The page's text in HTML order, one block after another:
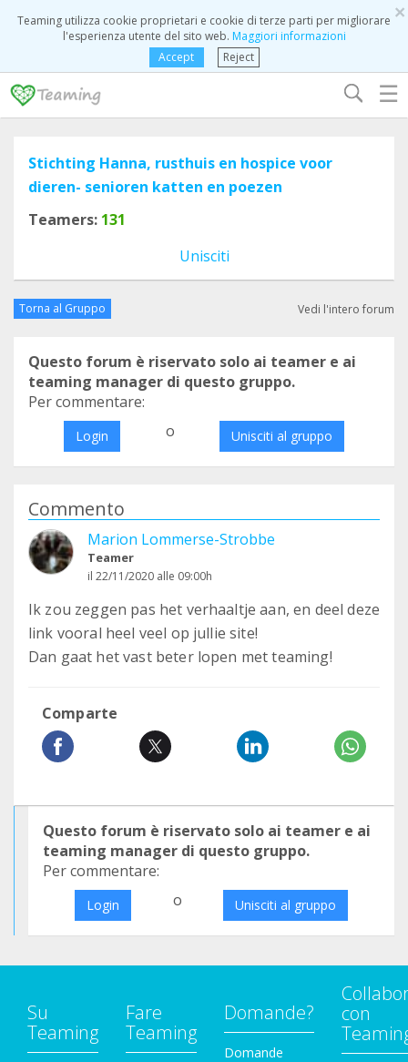
×
Teaming utilizza cookie proprietari e cookie di terze parti per migliorare
l'esperienza utente del sito web. Maggiori informazioni
Accept
Reject
☰
Stichting Hanna, rusthuis en hospice voor
dieren- senioren katten en poezen
Teamers: 131
Unisciti
Torna al Gruppo Vedi l'intero forum
Questo forum è riservato solo ai teamer e ai
teaming manager di questo gruppo.
Per commentare:
Login o Unisciti al gruppo
Commento
Marion Lommerse-Strobbe
Teamer
il 22/11/2020 alle 09:00h
Ik zou zeggen pas het verhaaltje aan, en deel deze
link vooral heel veel op jullie site!
Dan gaat het vast beter lopen met teaming!
Comparte
Questo forum è riservato solo ai teamer e ai
teaming manager di questo gruppo.
Per commentare:
Login o Unisciti al gruppo
Su
Teaming
Fare
Teaming
Domande?
Domande
con